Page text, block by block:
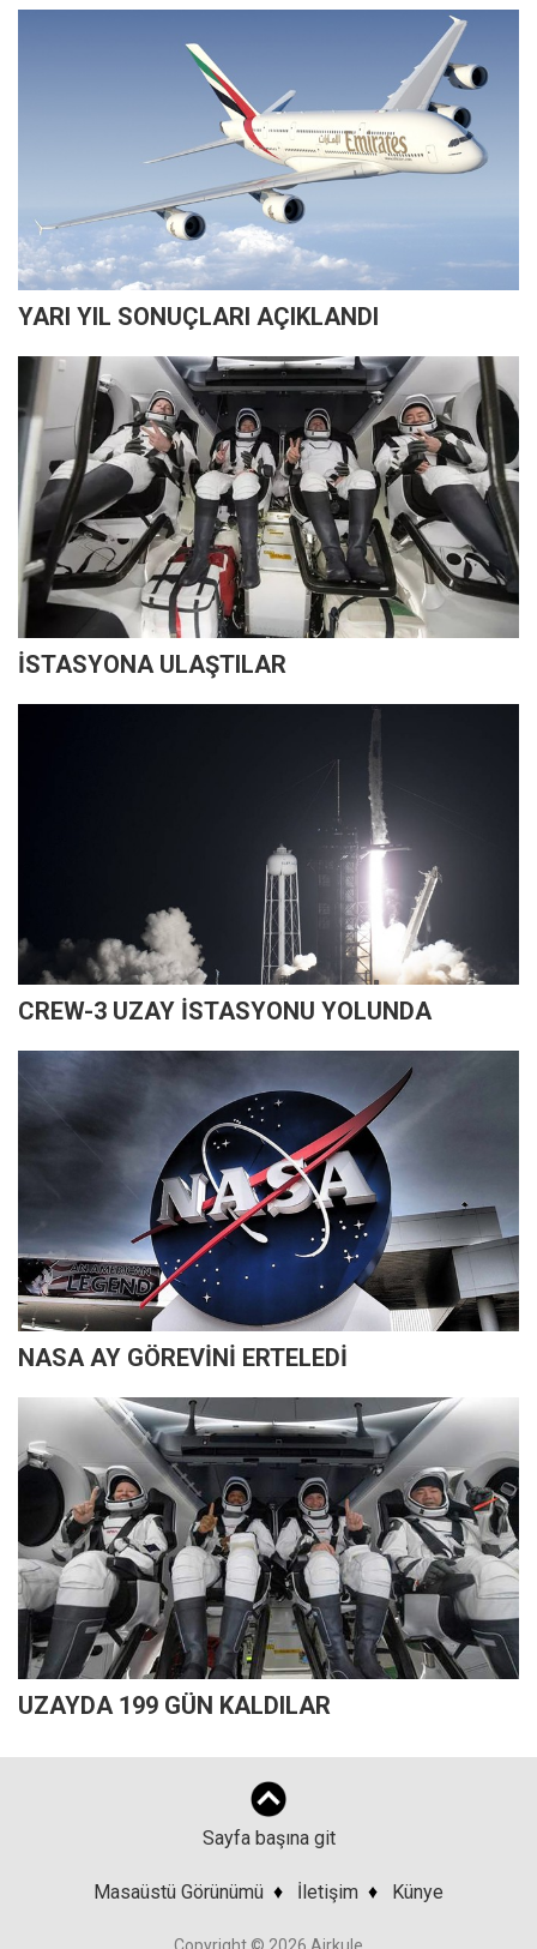
YARI YIL SONUÇLARI AÇIKLANDI
İSTASYONA ULAŞTILAR
CREW-3 UZAY İSTASYONU YOLUNDA
NASA AY GÖREVİNİ ERTELEDİ
UZAYDA 199 GÜN KALDILAR
Sayfa başına git
Masaüstü Görünümü ♦ İletişim ♦ Künye
Copyright © 2026 Airkule